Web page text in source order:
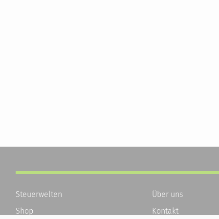
Steuerwelten
Shop
Über uns
Kontakt